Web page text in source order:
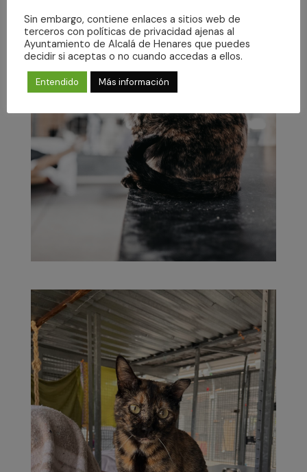
Sin embargo, contiene enlaces a sitios web de
terceros con políticas de privacidad ajenas al
Ayuntamiento de Alcalá de Henares que puedes
decidir si aceptas o no cuando accedas a ellos.
Entendido Más información